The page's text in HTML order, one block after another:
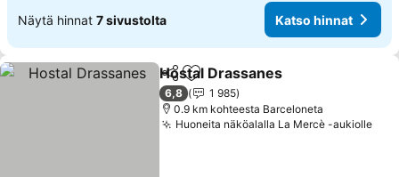
Näytä hinnat 7 sivustolta Katso hinnat
Jaa Lisää suosikkeihin
Hostal Drassanes
6,8
1 985
0.9 km kohteesta Barceloneta
Huoneita näköalalla La Mercè -aukiolle